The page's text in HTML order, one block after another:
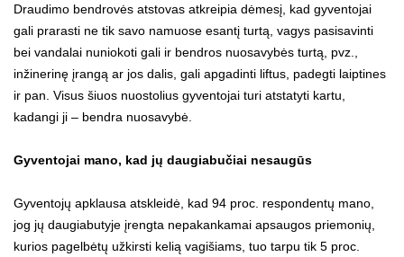
Draudimo bendrovės atstovas atkreipia dėmesį, kad gyventojai
gali prarasti ne tik savo namuose esantį turtą, vagys pasisavinti
bei vandalai nuniokoti gali ir bendros nuosavybės turtą, pvz.,
inžinerinę įrangą ar jos dalis, gali apgadinti liftus, padegti laiptines
ir pan. Visus šiuos nuostolius gyventojai turi atstatyti kartu,
kadangi ji – bendra nuosavybė.
Gyventojai mano, kad jų daugiabučiai nesaugūs
Gyventojų apklausa atskleidė, kad 94 proc. respondentų mano,
jog jų daugiabutyje įrengta nepakankamai apsaugos priemonių,
kurios pagelbėtų užkirsti kelią vagišiams, tuo tarpu tik 5 proc.